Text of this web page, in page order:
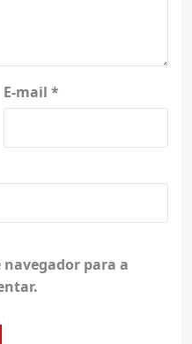
E-mail *
para a